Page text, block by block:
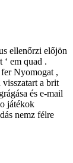
ellenőrzi előjön
em quad .
Nyomogat ,
a brit
és e-mail
játékok
nemz félre